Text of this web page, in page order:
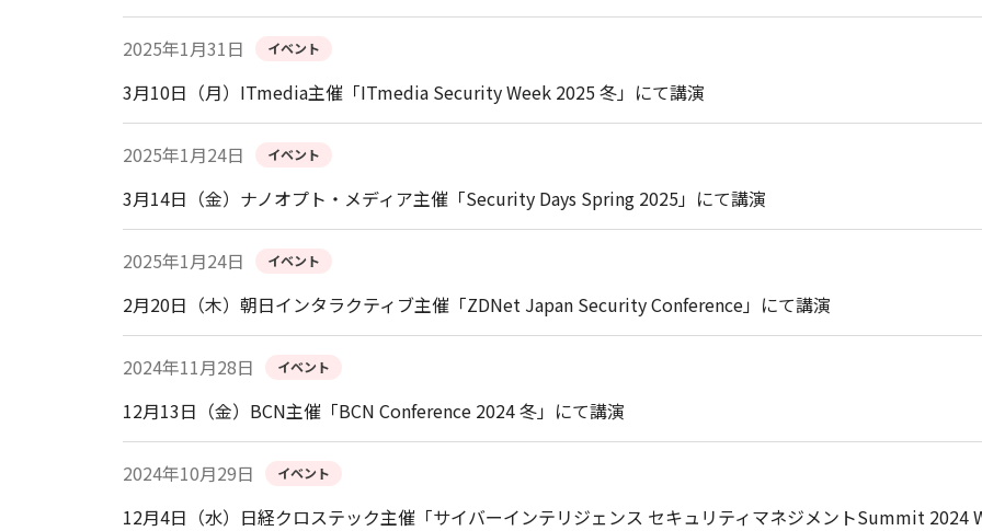
2025年1月31日 イベント
3月10日（月）ITmedia主催「ITmedia Security Week 2025 冬」にて講演
2025年1月24日 イベント
3月14日（金）ナノオプト・メディア主催「Security Days Spring 2025」にて講演
2025年1月24日 イベント
2月20日（木）朝日インタラクティブ主催「ZDNet Japan Security Conference」にて講演
2024年11月28日 イベント
12月13日（金）BCN主催「BCN Conference 2024 冬」にて講演
2024年10月29日 イベント
12月4日（水）日経クロステック主催「サイバーインテリジェンス セキュリティマネジメントSummit 2024